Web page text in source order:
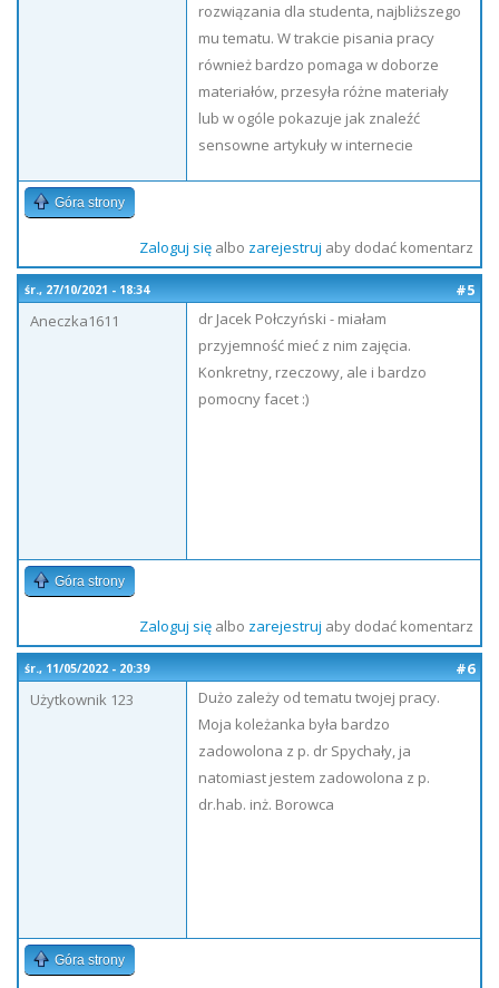
rozwiązania dla studenta, najbliższego
mu tematu. W trakcie pisania pracy
również bardzo pomaga w doborze
materiałów, przesyła różne materiały
lub w ogóle pokazuje jak znaleźć
sensowne artykuły w internecie
Góra strony
Zaloguj sięalbo zarejestruj aby dodać komentarz
śr., 27/10/2021 - 18:34
#5
Aneczka1611
dr Jacek Połczyński - miałam
przyjemność mieć z nim zajęcia.
Konkretny, rzeczowy, ale i bardzo
pomocny facet :)
Góra strony
Zaloguj sięalbo zarejestruj aby dodać komentarz
śr., 11/05/2022 - 20:39
#6
Użytkownik 123
Dużo zależy od tematu twojej pracy.
Moja koleżanka była bardzo
zadowolona z p. dr Spychały, ja
natomiast jestem zadowolona z p.
dr.hab. inż. Borowca
Góra strony